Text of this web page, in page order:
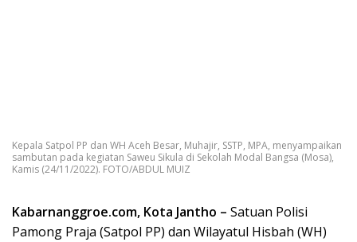
Kepala Satpol PP dan WH Aceh Besar, Muhajir, SSTP, MPA, menyampaikan
sambutan pada kegiatan Saweu Sikula di Sekolah Modal Bangsa (Mosa),
Kamis (24/11/2022). FOTO/ABDUL MUIZ
Kabarnanggroe.com, Kota Jantho – Satuan Polisi
Pamong Praja (Satpol PP) dan Wilayatul Hisbah (WH)